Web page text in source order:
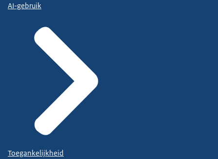
AI-gebruik
Toegankelijkheid